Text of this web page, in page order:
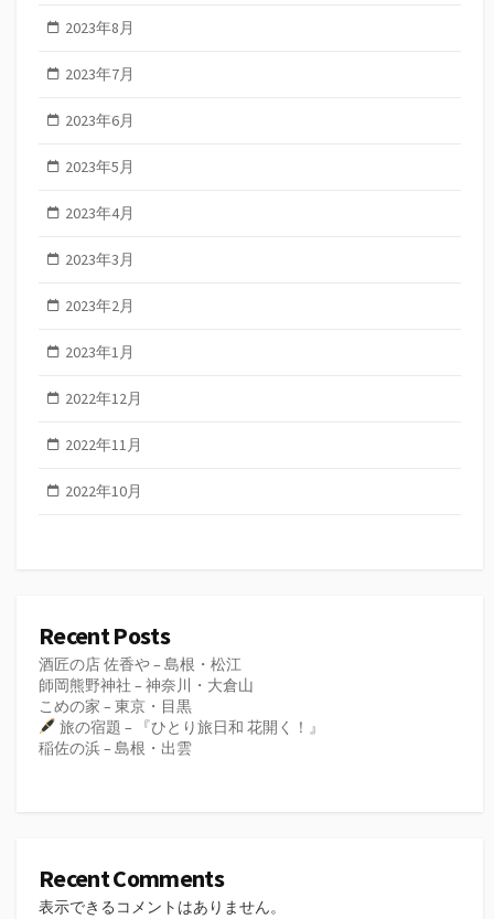
2023年8月
2023年7月
2023年6月
2023年5月
2023年4月
2023年3月
2023年2月
2023年1月
2022年12月
2022年11月
2022年10月
Recent Posts
酒匠の店 佐香や – 島根・松江
師岡熊野神社 – 神奈川・大倉山
こめの家 – 東京・目黒
旅の宿題 – 『ひとり旅日和 花開く！』
稲佐の浜 – 島根・出雲
Recent Comments
表示できるコメントはありません。